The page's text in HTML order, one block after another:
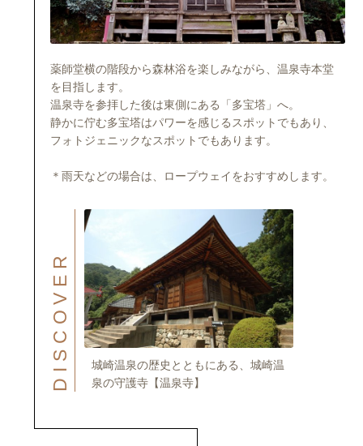
薬師堂横の階段から森林浴を楽しみながら、温泉寺本堂
を目指します。
温泉寺を参拝した後は東側にある「多宝塔」へ。
静かに佇む多宝塔はパワーを感じるスポットでもあり、
フォトジェニックなスポットでもあります。
＊雨天などの場合は、ロープウェイをおすすめします。
DISCOVER
城崎温泉の歴史とともにある、城崎温
泉の守護寺【温泉寺】